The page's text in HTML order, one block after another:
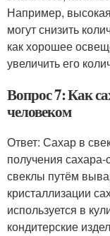
Например,
могут снизить
как хорошее
увеличить его
Вопрос 7: Как
человеком
Ответ: Сахар в
получения
свеклы путём
кристаллизации
используется в
кондитерские